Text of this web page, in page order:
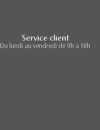
Service client
Du lundi au vendredi de 9h à 18h